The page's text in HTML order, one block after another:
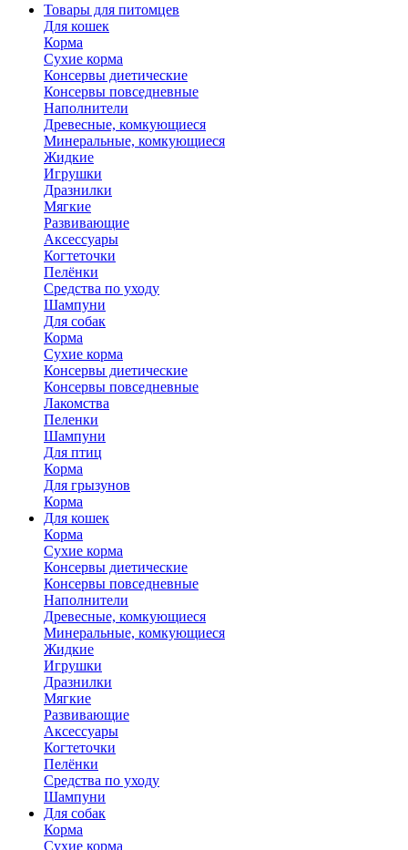
Товары для питомцев
Для кошек
Корма
Сухие корма
Консервы диетические
Консервы повседневные
Наполнители
Древесные, комкующиеся
Минеральные, комкующиеся
Жидкие
Игрушки
Дразнилки
Мягкие
Развивающие
Аксессуары
Когтеточки
Пелёнки
Средства по уходу
Шампуни
Для собак
Корма
Сухие корма
Консервы диетические
Консервы повседневные
Лакомства
Пеленки
Шампуни
Для птиц
Корма
Для грызунов
Корма
Для кошек
Корма
Сухие корма
Консервы диетические
Консервы повседневные
Наполнители
Древесные, комкующиеся
Минеральные, комкующиеся
Жидкие
Игрушки
Дразнилки
Мягкие
Развивающие
Аксессуары
Когтеточки
Пелёнки
Средства по уходу
Шампуни
Для собак
Корма
Сухие корма